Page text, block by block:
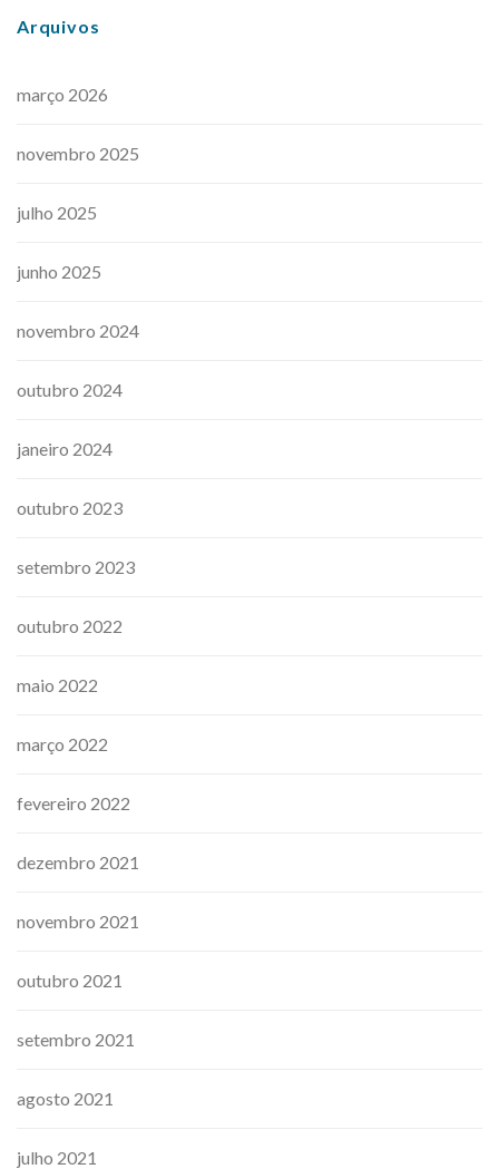
Arquivos
março 2026
novembro 2025
julho 2025
junho 2025
novembro 2024
outubro 2024
janeiro 2024
outubro 2023
setembro 2023
outubro 2022
maio 2022
março 2022
fevereiro 2022
dezembro 2021
novembro 2021
outubro 2021
setembro 2021
agosto 2021
julho 2021